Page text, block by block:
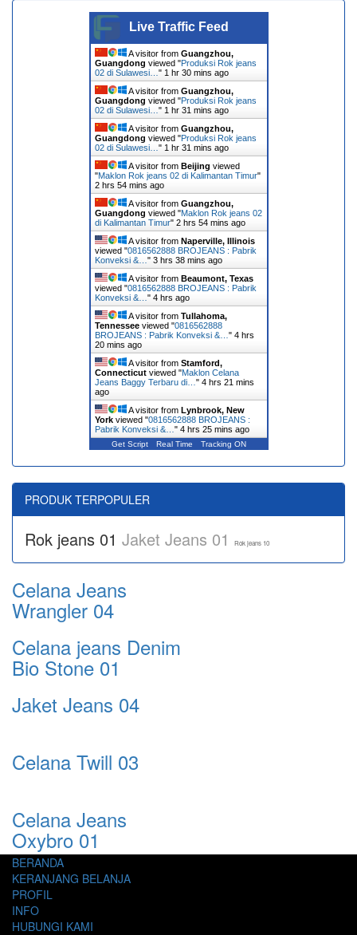
Live Traffic Feed
A visitor from Guangzhou,
Guangdong viewed "Produksi Rok jeans
02 di Sulawesi… " 1 hr 30 mins ago
A visitor from Guangzhou,
Guangdong viewed "Produksi Rok jeans
02 di Sulawesi… " 1 hr 31 mins ago
A visitor from Guangzhou,
Guangdong viewed "Produksi Rok jeans
02 di Sulawesi… " 1 hr 31 mins ago
A visitor from Beijing viewed
"Maklon Rok jeans 02 di Kalimantan Timur"
2 hrs 54 mins ago
A visitor from Guangzhou,
Guangdong viewed "Maklon Rok jeans 02
di Kalimantan Timur" 2 hrs 54 mins ago
A visitor from Naperville, Illinois
viewed "0816562888 BROJEANS : Pabrik
Konveksi &… " 3 hrs 38 mins ago
A visitor from Beaumont, Texas
viewed "0816562888 BROJEANS : Pabrik
Konveksi &… " 4 hrs ago
A visitor from Tullahoma,
Tennesseeviewed "0816562888
BROJEANS : Pabrik Konveksi &… " 4 hrs
20 mins ago
A visitor from Stamford,
Connecticutviewed "Maklon Celana
Jeans Baggy Terbaru di… " 4 hrs 21 mins
ago
A visitor from Lynbrook, New
Yorkviewed "0816562888 BROJEANS :
Pabrik Konveksi &… " 4 hrs 25 mins ago
Get Script Real Time Tracking ON
PRODUK TERPOPULER
Rok jeans 01 Jaket Jeans 01 Rok jeans 10
Celana Jeans
Wrangler 04
Celana jeans Denim
Bio Stone 01
Jaket Jeans 04
Celana Twill 03
Celana Jeans
Oxybro 01
BERANDA
KERANJANG BELANJA
PROFIL
INFO
HUBUNGI KAMI